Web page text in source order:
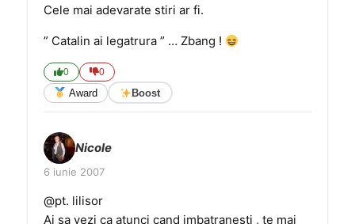
Cele mai adevarate stiri ar fi.
” Catalin ai legatrura ” … Zbang !
0 0
Award Boost
Nicole
6 iunie 2007
@pt. lilisor
Ai sa vezi ca atunci cand imbatranesti , te mai